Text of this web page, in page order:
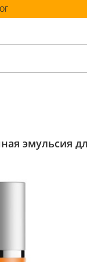
эмульсия